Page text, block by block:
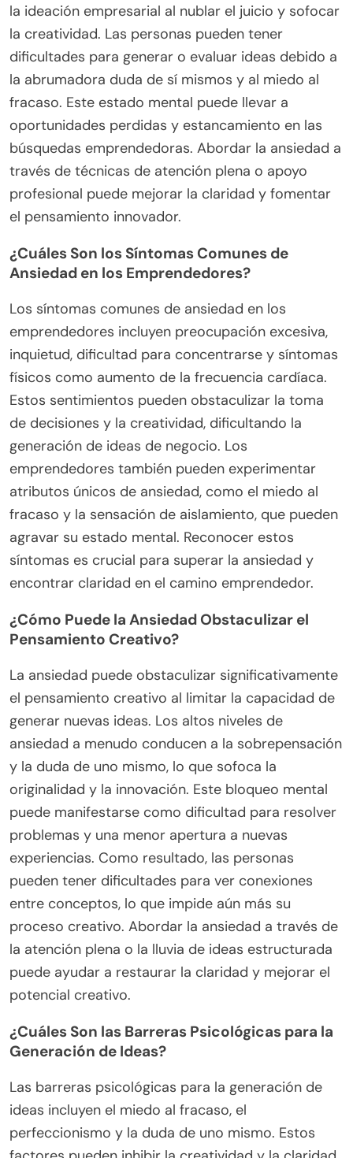
la ideación empresarial al nublar el juicio y sofocar
la creatividad. Las personas pueden tener
dificultades para generar o evaluar ideas debido a
la abrumadora duda de sí mismos y al miedo al
fracaso. Este estado mental puede llevar a
oportunidades perdidas y estancamiento en las
búsquedas emprendedoras. Abordar la ansiedad a
través de técnicas de atención plena o apoyo
profesional puede mejorar la claridad y fomentar
el pensamiento innovador.
¿Cuáles Son los Síntomas Comunes de
Ansiedad en los Emprendedores?
Los síntomas comunes de ansiedad en los
emprendedores incluyen preocupación excesiva,
inquietud, dificultad para concentrarse y síntomas
físicos como aumento de la frecuencia cardíaca.
Estos sentimientos pueden obstaculizar la toma
de decisiones y la creatividad, dificultando la
generación de ideas de negocio. Los
emprendedores también pueden experimentar
atributos únicos de ansiedad, como el miedo al
fracaso y la sensación de aislamiento, que pueden
agravar su estado mental. Reconocer estos
síntomas es crucial para superar la ansiedad y
encontrar claridad en el camino emprendedor.
¿Cómo Puede la Ansiedad Obstaculizar el
Pensamiento Creativo?
La ansiedad puede obstaculizar significativamente
el pensamiento creativo al limitar la capacidad de
generar nuevas ideas. Los altos niveles de
ansiedad a menudo conducen a la sobrepensación
y la duda de uno mismo, lo que sofoca la
originalidad y la innovación. Este bloqueo mental
puede manifestarse como dificultad para resolver
problemas y una menor apertura a nuevas
experiencias. Como resultado, las personas
pueden tener dificultades para ver conexiones
entre conceptos, lo que impide aún más su
proceso creativo. Abordar la ansiedad a través de
la atención plena o la lluvia de ideas estructurada
puede ayudar a restaurar la claridad y mejorar el
potencial creativo.
¿Cuáles Son las Barreras Psicológicas para la
Generación de Ideas?
Las barreras psicológicas para la generación de
ideas incluyen el miedo al fracaso, el
perfeccionismo y la duda de uno mismo. Estos